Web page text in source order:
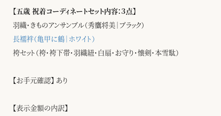
【五歳 祝着コーディネートセット内容：３点】
羽織・きものアンサンブル（秀鷹将美｜ブラック）
長襦袢（亀甲に鶴｜ホワイト）
袴セット（袴・袴下帯・羽織紐・白扇・お守り・懐剣・本雪駄）
【お手元確認】 あり
【表示金額の内訳】